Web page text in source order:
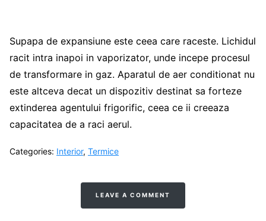
Supapa de expansiune este ceea care raceste. Lichidul
racit intra inapoi in vaporizator, unde incepe procesul
de transformare in gaz. Aparatul de aer conditionat nu
este altceva decat un dispozitiv destinat sa forteze
extinderea agentului frigorific, ceea ce ii creeaza
capacitatea de a raci aerul.
Categories: Interior, Termice
LEAVE A COMMENT